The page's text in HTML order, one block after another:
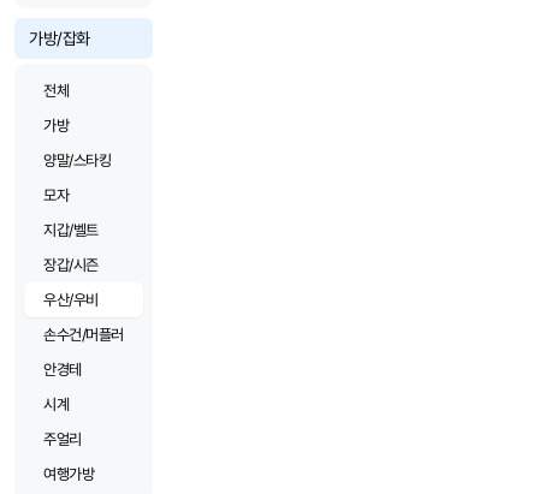
가방/잡화
전체
가방
양말/스타킹
모자
지갑/벨트
장갑/시즌
우산/우비
손수건/머플러
안경테
시계
주얼리
여행가방